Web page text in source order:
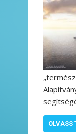
OLVASS